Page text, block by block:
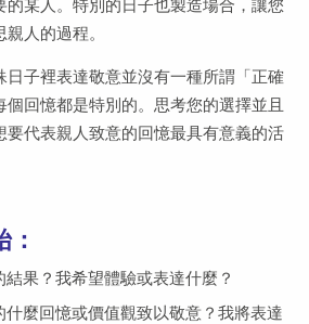
的某人。特別的日子也製造場合，讓您
人的過程。
子裡表達敬意並沒有一種所謂「正確
回憶都是特別的。思考您的選擇並且
要代表親人致意的回憶最具有意義的活
果？我希望體驗或表達什麼？
什麼回憶或價值觀致以敬意？我將表達